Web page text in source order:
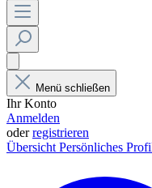
Menü schließen
Ihr Konto
Anmelden
oderregistrieren
Übersicht Persönliches